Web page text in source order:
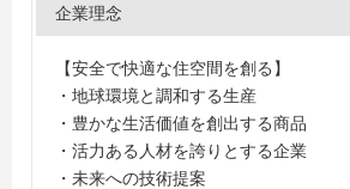
企業理念
【安全で快適な住空間を創る】
・地球環境と調和する生産
・豊かな生活価値を創出する商品
・活力ある人材を誇りとする企業
・未来への技術提案